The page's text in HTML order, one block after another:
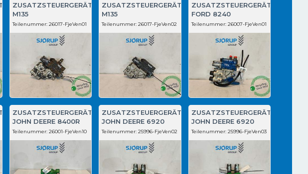
ZUSATZSTEUERGERÄT
M135
Teilenummer: 26017-FjeVen01
ZUSATZSTEUERGERÄT
M135
Teilenummer: 26017-FjeVen02
ZUSATZSTEUERGERÄT
FORD 8240
Teilenummer: 26007-FjeVen01
ZUSATZSTEUERGERÄT
JOHN DEERE 8400R
Teilenummer: 26001-FjeVen10
ZUSATZSTEUERGERÄT
JOHN DEERE 6920
Teilenummer: 25996-FjeVen02
ZUSATZSTEUERGERÄT
JOHN DEERE 6920
Teilenummer: 25996-FjeVen03